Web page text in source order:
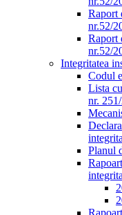
Raport
nr.52/
Raport
nr.52/
Integritatea
Codul
Lista
nr.
Planul